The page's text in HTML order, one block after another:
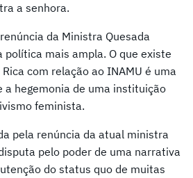
a senhora.
da Ministra Quesada
mais ampla. O que existe
com relação ao INAMU é uma
hegemonia de uma instituição
feminista.
pela renúncia da atual ministra
pelo poder de uma narrativa
do status quo de muitas